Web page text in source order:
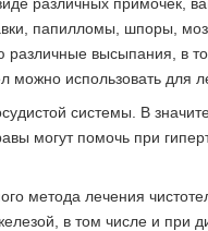
папилломы, шпоры,
высыпания, в
можно использовать для
системы. В
могут помочь при
метода лечения
в том числе и при